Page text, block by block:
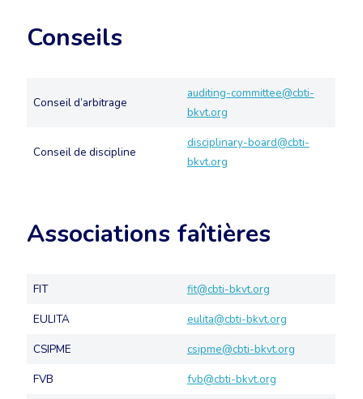
Conseils
Conseil d’arbitrage
auditing-committee@cbti-
bkvt.org
Conseil de discipline
disciplinary-board@cbti-
bkvt.org
Associations faîtières
FIT
fit@cbti-bkvt.org
EULITA
eulita@cbti-bkvt.org
CSIPME
csipme@cbti-bkvt.org
FVB
fvb@cbti-bkvt.org